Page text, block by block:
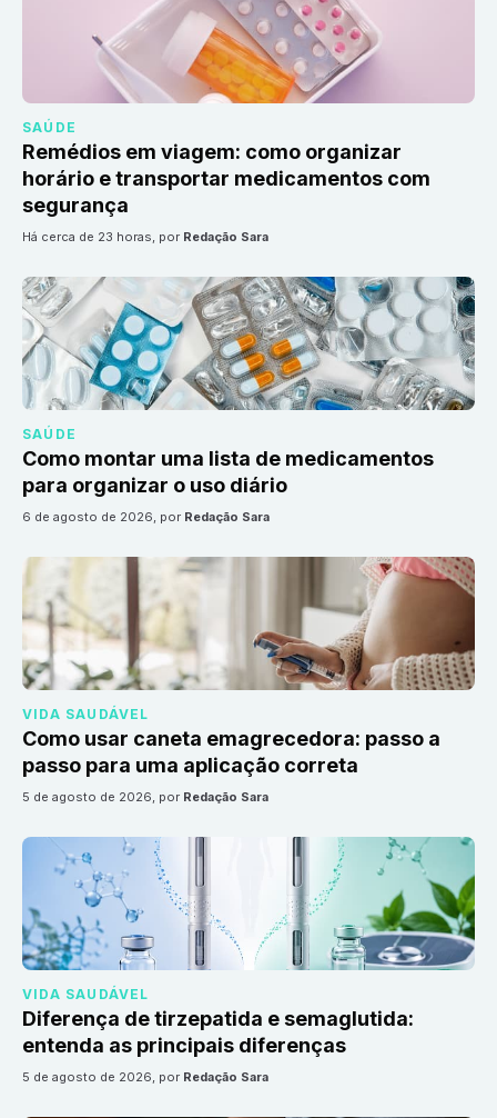
SAÚDE
Remédios em viagem: como organizar
horário e transportar medicamentos com
segurança
há cerca de 23 horas, por Redação Sara
SAÚDE
Como montar uma lista de medicamentos
para organizar o uso diário
6 de agosto de 2026, por Redação Sara
VIDA SAUDÁVEL
Como usar caneta emagrecedora: passo a
passo para uma aplicação correta
5 de agosto de 2026, por Redação Sara
VIDA SAUDÁVEL
Diferença de tirzepatida e semaglutida:
entenda as principais diferenças
5 de agosto de 2026, por Redação Sara